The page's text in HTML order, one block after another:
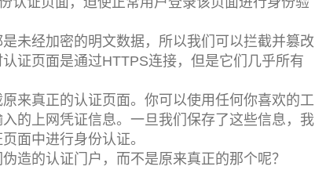
未经加密的明文数据，所以我们可以拦截并篡改
证页面是通过HTTPS连接，但是它们几乎所有
来真正的认证页面。你可以使用任何你喜欢的工
的上网凭证信息。一旦我们保存了这些信息，我
面中进行身份认证。
造的认证门户，而不是原来真正的那个呢？